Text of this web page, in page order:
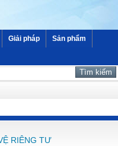
Giải pháp Sản phẩm
RIÊNG TƯ